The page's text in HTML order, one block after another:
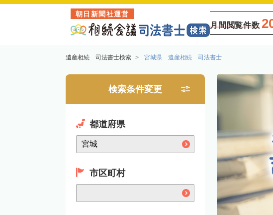
朝日新聞社運営
月間閲覧件数
遺産相続 司法書士検索 宮城県 遺産相続 司法書士
検索条件変更
都道府県
市区町村